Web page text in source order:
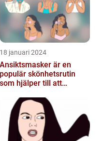
18 januari 2024
Ansiktsmasker är en
populär skönhetsrutin
som hjälper till att
huden